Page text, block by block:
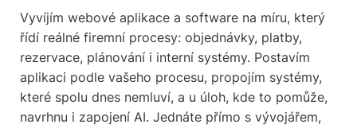
Vyvíjím webové aplikace a software na míru, který
řídí reálné firemní procesy: objednávky, platby,
rezervace, plánování i interní systémy. Postavím
aplikaci podle vašeho procesu, propojím systémy,
které spolu dnes nemluví, a u úloh, kde to pomůže,
navrhnu i zapojení AI. Jednáte přímo s vývojářem,